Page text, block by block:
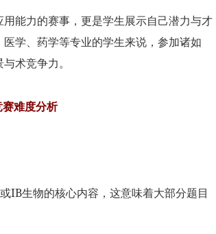
能力的赛事，更是学生展示自己潜力与才
学、药学等专业的学生来说，参加诸如
术竞争力。
难度分析
IB生物的核心内容，这意味着大部分题目